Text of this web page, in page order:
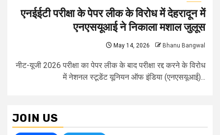
एनईईटी परीक्षा के पेपर लीक के विरोध में देहरादून में
एनएसयूआई ने निकाला मशाल जुलूस
May 14, 2026 Bhanu Bangwal
नीट-यूजी 2026 परीक्षा का पेपर लीक के बाद परीक्षा रद्द करने के विरोध
में नेशनल स्टूडेंट यूनियन ऑफ इंडिया (एनएसयूआई)...
JOIN US